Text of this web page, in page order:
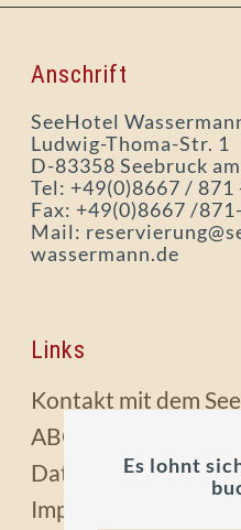
Es lohnt
Anschrift
SeeHotel
Ludwig-Thoma-Str. 1
D-83358 Seebruck
Tel: +49(0)8667 / 871
Fax: +49(0)8667 /
Mail:
wassermann.de
Links
Kontakt mit dem
ABG's
Datenschutz
Impressum